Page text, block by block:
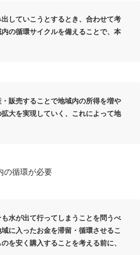
していこうとするとき、合わせて考
の循環サイクルを備えることで、本
販売することで地域内の所得を増や
大を実現していく、これによって地
循環が必要
水が出て行ってしまうことを問うべ
に入ったお金を滞留・循環させるこ
を安く購入することを考える前に、